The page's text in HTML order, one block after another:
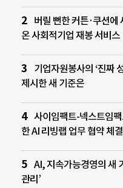
버릴 뻔한 커튼·쿠션
온 사회적기업 재봉 서비스
기업자원봉사의 ‘진짜
제시한 새 기준은
사이임팩트-넥스트임
한 AI 리빙랩 업무 협약 체결
AI, 지속가능경영의 새
관리’